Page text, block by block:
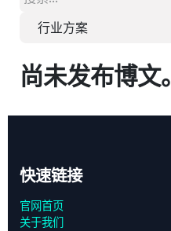
行业方案
尚未发布博文。
快速链接
官网首页
关于我们